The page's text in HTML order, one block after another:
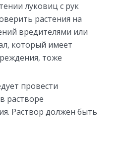
луковиц с рук
растения на
вредителями или
который имеет
тоже
провести
растворе
Раствор должен быть